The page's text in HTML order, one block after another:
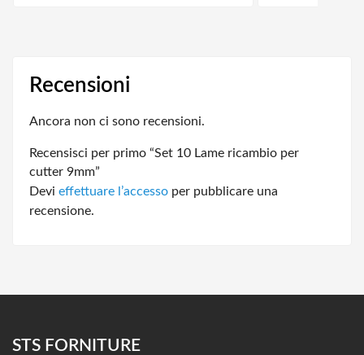
Recensioni
Ancora non ci sono recensioni.
Recensisci per primo “Set 10 Lame ricambio per
cutter 9mm”
Devi effettuare l’accesso per pubblicare una
recensione.
STS FORNITURE